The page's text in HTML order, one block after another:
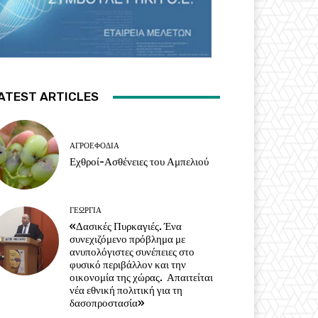
ARTICLES
ΑΓΡΟΕΦΌΔΙΑ
Εχθροί-Ασθένειες του Αμπελιού
ΓΕΩΡΓΊΑ
«Δασικές Πυρκαγιές. Ένα
συνεχιζόμενο πρόβλημα με
ανυπολόγιστες συνέπειες στο
φυσικό περιβάλλον και την
οικονομία της χώρας. Απαιτείται
νέα εθνική πολιτική για τη
δασοπροστασία»